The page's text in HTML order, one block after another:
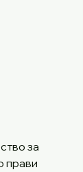
за
прави